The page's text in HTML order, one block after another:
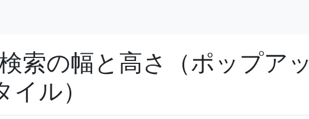
索の幅と高さ（ポップア
ル）